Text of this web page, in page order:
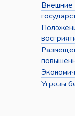
Внешние
Угрозы